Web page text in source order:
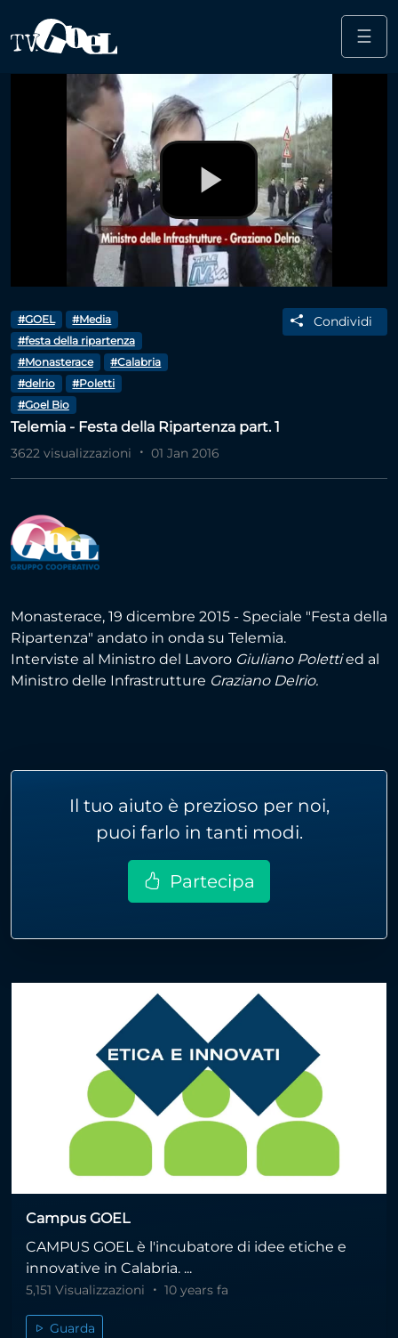
Salta al contenuto principale
☰
Play
Video
#GOEL
#Media
#festa della ripartenza
#Monasterace
#Calabria
#delrio
#Poletti
#Goel Bio
Condividi
Telemia - Festa della Ripartenza part. 1
3622 visualizzazioni 01 Jan 2016
Monasterace, 19 dicembre 2015 - Speciale "Festa della
Ripartenza" andato in onda su Telemia.
​Interviste al Ministro del Lavoro Giuliano Polettied al
Ministro delle Infrastrutture Graziano Delrio.
Il tuo aiuto è prezioso per noi,
puoi farlo in tanti modi.
Partecipa
Campus GOEL
CAMPUS GOEL è l'incubatore di idee etiche e
innovative in Calabria. ...
5,151 Visualizzazioni 10 years fa
Guarda